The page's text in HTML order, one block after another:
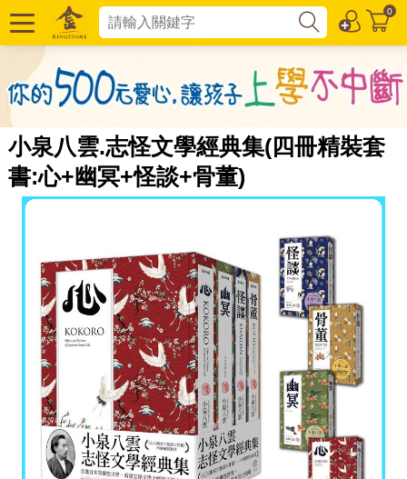
0
小泉八雲.志怪文學經典集(四冊精裝套
書:心+幽冥+怪談+骨董)